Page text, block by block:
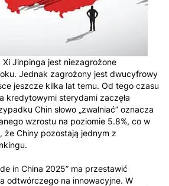
Jinpinga jest niezagrożone
Jednak zagrożony jest dwucyfrowy
jeszcze kilka lat temu. Od tego czasu
kredytowymi sterydami zaczęła
Chin słowo „zwalniać” oznacza
wzrostu na poziomie 5.8%, co w
że Chiny pozostają jednym z
in China 2025” ma przestawić
odtwórczego na innowacyjne. W